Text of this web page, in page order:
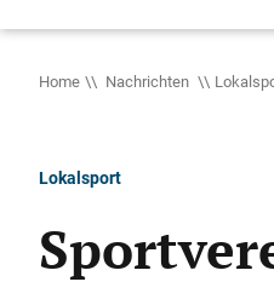
Home Nachrichten
Lokalsport